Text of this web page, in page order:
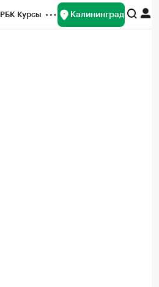
РБК Курсы Калининград